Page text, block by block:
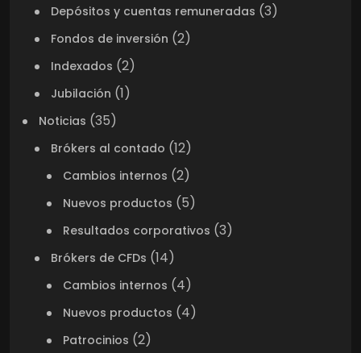
Depósitos y cuentas remuneradas (3)
Fondos de inversión (2)
Indexados (2)
Jubilación (1)
Noticias (35)
Brókers al contado (12)
Cambios internos (2)
Nuevos productos (5)
Resultados corporativos (3)
Brókers de CFDs (14)
Cambios internos (4)
Nuevos productos (4)
Patrocinios (2)